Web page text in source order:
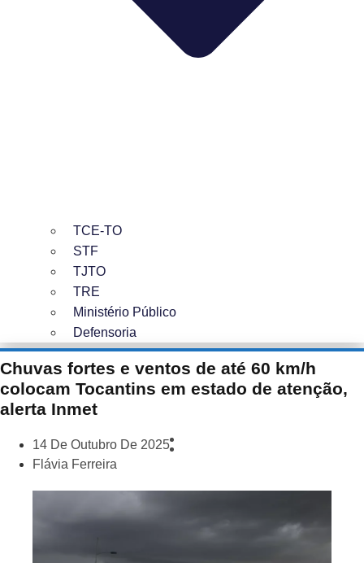
TCE-TO
STF
TJTO
TRE
Ministério Público
Defensoria
Chuvas fortes e ventos de até 60 km/h
colocam Tocantins em estado de atenção,
alerta Inmet
14 De Outubro De 2025
Flávia Ferreira